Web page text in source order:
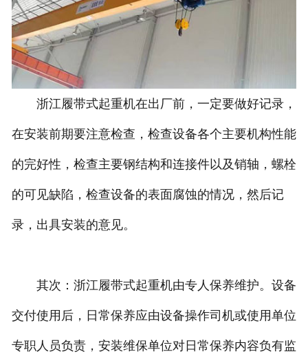
浙江履带式起重机在出厂前，一定要做好记录，
在安装前期要注意检查，检查设备各个主要机构性能
的完好性，检查主要钢结构和连接件以及销轴，螺栓
的可见缺陷，检查设备的表面腐蚀的情况，然后记
录，出具安装的意见。
其次：浙江履带式起重机由专人保养维护。设备
交付使用后，日常保养应由设备操作司机或使用单位
专职人员负责，安装维保单位对日常保养内容负有监